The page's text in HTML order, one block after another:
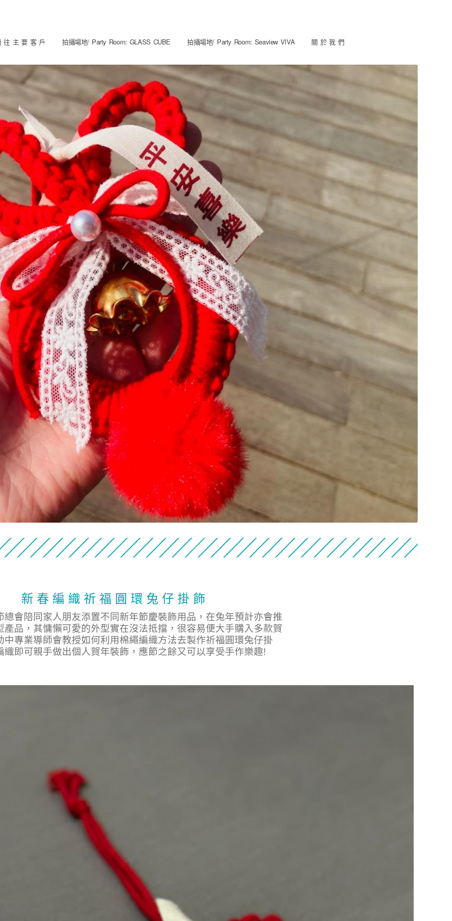
往 主 要 客 戶 拍攝場地/ Party Room: GLASS CUBE 拍攝場地/ Party Room: Seaview VIVA 關 於 我 們
新 春 編 織 祈 福 圓 環 兔 仔 掛 飾
總會陪同家人朋友添置不同新年節慶裝飾用品，在兔年預計亦會推
產品，其慵懶可愛的外型實在沒法抵擋，很容易便大手購入多款賀
中專業導師會教授如何利用棉繩編織方法去製作祈福圓環兔仔掛
織即可親手做出個人賀年裝飾，應節之餘又可以享受手作樂趣!